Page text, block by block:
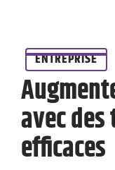
ENTREPRISE
avec
efficaces